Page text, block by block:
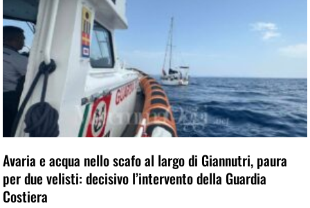
Avaria e acqua nello scafo al largo di Giannutri, paura
per due velisti: decisivo l’intervento della Guardia
Costiera